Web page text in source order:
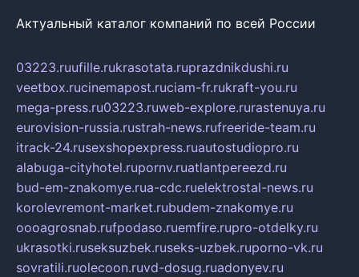
Актуальный каталог компаний по всей России
03223.ruufille.rukrasotata.ruprazdnikdushi.ru
veetbox.rucinemapost.ruciam-fr.rukraft-you.ru
mega-press.ru03223.ruweb-explore.rurastenuya.ru
eurovision-russia.rustrah-news.rufreeride-team.ru
itrack-24.rusexshopexpress.ruautostudiopro.ru
alabuga-cityhotel.rupornv.ruatlantpereezd.ru
bud-em-znakomye.rua-cdc.ruelektrostal-news.ru
korolevremont-market.rubudem-znakomye.ru
oooagrosnab.rufpodaso.ruemfire.rupro-otdelky.ru
ukrasotki.ruseksuzbek.ruseks-uzbek.ruporno-vk.ru
sovratili.ruolecoon.ruvd-dosug.ruadonyev.ru